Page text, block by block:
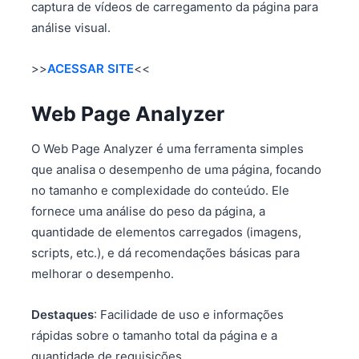
captura de vídeos de carregamento da página para
análise visual.
>>ACESSAR SITE<<
Web Page Analyzer
O Web Page Analyzer é uma ferramenta simples
que analisa o desempenho de uma página, focando
no tamanho e complexidade do conteúdo. Ele
fornece uma análise do peso da página, a
quantidade de elementos carregados (imagens,
scripts, etc.), e dá recomendações básicas para
melhorar o desempenho.
Destaques: Facilidade de uso e informações
rápidas sobre o tamanho total da página e a